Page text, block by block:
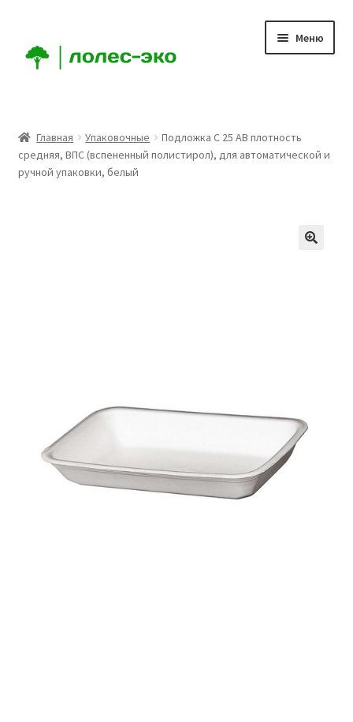
навигации
содержимому
Меню
Компания
Новости
Главная Упаковочные
Подложка C 25 AB плотность
средняя, ВПС (вспененный полистирол), для автоматической и
ручной упаковки, белый